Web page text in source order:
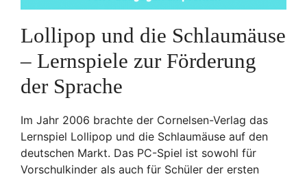
Lollipop und die Schlaumäuse
– Lernspiele zur Förderung
der Sprache
Im Jahr 2006 brachte der Cornelsen-Verlag das
Lernspiel Lollipop und die Schlaumäuse auf den
deutschen Markt. Das PC-Spiel ist sowohl für
Vorschulkinder als auch für Schüler der ersten